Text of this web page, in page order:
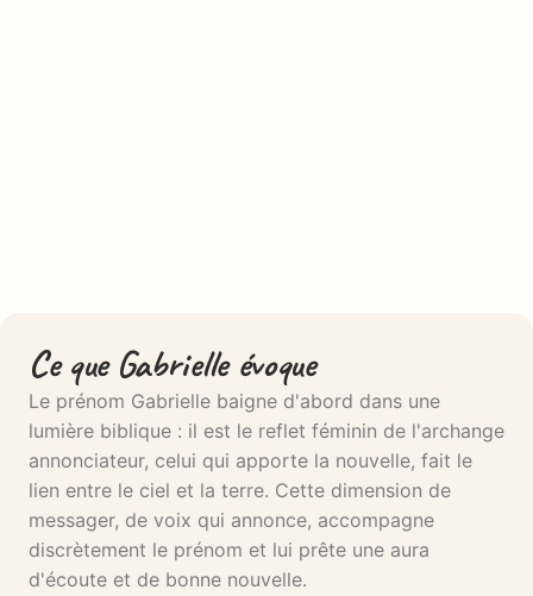
Ce que Gabrielle évoque
Le prénom Gabrielle baigne d'abord dans une
lumière biblique : il est le reflet féminin de l'archange
annonciateur, celui qui apporte la nouvelle, fait le
lien entre le ciel et la terre. Cette dimension de
messager, de voix qui annonce, accompagne
discrètement le prénom et lui prête une aura
d'écoute et de bonne nouvelle.